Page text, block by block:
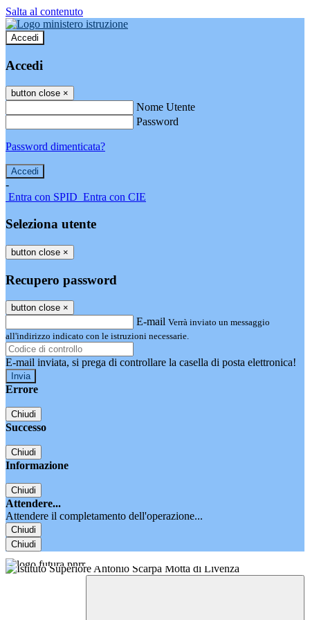
Salta al contenuto
Accedi
Accedi
button close ×
Nome Utente
Password
Password dimenticata?
-
Entra con SPID Entra con CIE
Seleziona utente
button close ×
Recupero password
button close ×
E-mail Verrà inviato un messaggio
all'indirizzo indicato con le istruzioni necessarie.
E-mail inviata, si prega di controllare la casella di posta elettronica!
Errore
Chiudi
Successo
Chiudi
Informazione
Chiudi
Attendere...
Attendere il completamento dell'operazione...
Chiudi
Chiudi